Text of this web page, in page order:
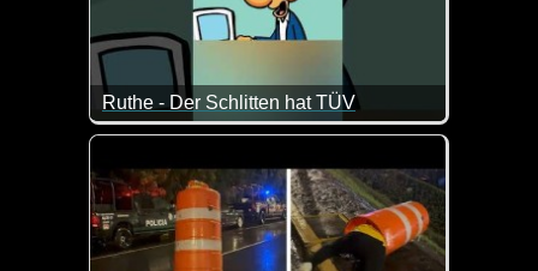
Ruthe - Der Schlitten hat TÜV
Der Schlitten vom Weihnachtsmann ist schon mal